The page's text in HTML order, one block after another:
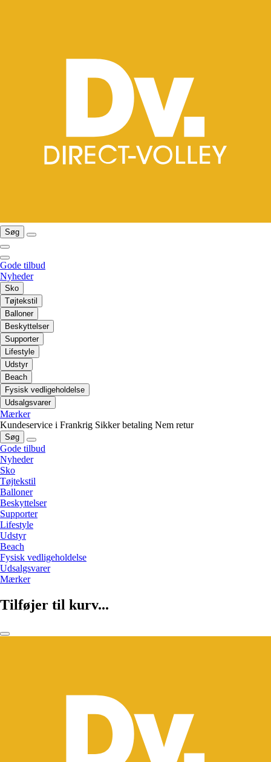
Søg
Gode tilbud
Nyheder
Sko
Tøjtekstil
Balloner
Beskyttelser
Supporter
Lifestyle
Udstyr
Beach
Fysisk vedligeholdelse
Udsalgsvarer
Mærker
Kundeservice i Frankrig Sikker betaling Nem retur
Søg
Gode tilbud
Nyheder
Sko
Tøjtekstil
Balloner
Beskyttelser
Supporter
Lifestyle
Udstyr
Beach
Fysisk vedligeholdelse
Udsalgsvarer
Mærker
Tilføjer til kurv...